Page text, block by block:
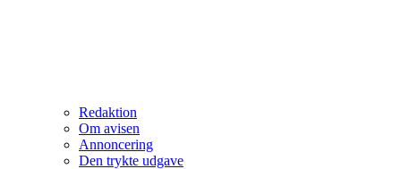
Redaktion
Om avisen
Annoncering
Den trykte udgave